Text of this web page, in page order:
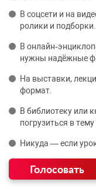
В соцсети и на
ролики и подборки.
В
нужны надёжные
На выставки,
формат.
В библиотеку или
погрузиться в тему
Никуда — если